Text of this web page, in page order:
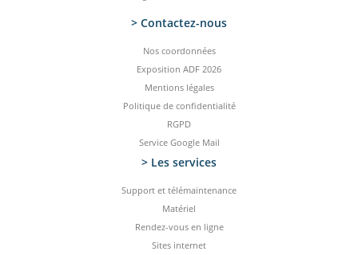
> Contactez-­nous
Nos coordonnées
Exposition ADF 2026
Mentions légales
Politique de confidentialité
RGPD
Service Google Mail
> Les services
Support et télémaintenance
Matériel
Rendez-vous en ligne
Sites internet